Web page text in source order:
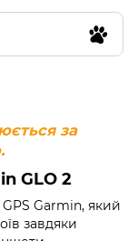
за
GLO 2
Garmin, який
завдяки